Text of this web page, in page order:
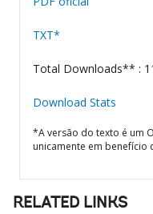
TXT*
Total Downloads** :
Download Stats
*A versão do texto é um
unicamente em benefício
RELATED LINKS